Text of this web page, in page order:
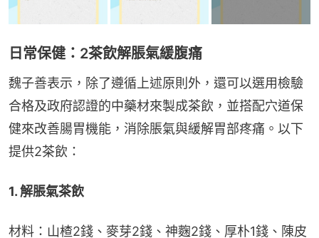
日常保健：2茶飲解脹氣緩腹痛
魏子善表示，除了遵循上述原則外，還可以選用檢驗
合格及政府認證的中藥材來製成茶飲，並搭配穴道保
健來改善腸胃機能，消除脹氣與緩解胃部疼痛。以下
提供2茶飲：
1. 解脹氣茶飲
材料：山楂2錢、麥芽2錢、神麴2錢、厚朴1錢、陳皮